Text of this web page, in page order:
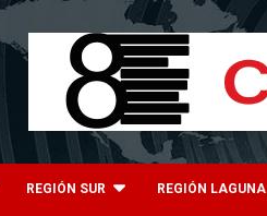
REGIÓN SUR REGIÓN LAGUNA